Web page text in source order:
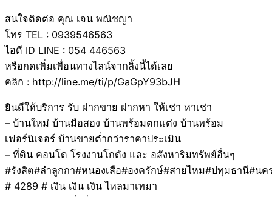
สนใจติดต่อ คุณ เจน พณิชญา
โทร TEL : 0939546563
ไอดี ID LINE : 054 446563
หรือกดเพิ่มเพื่อนทางไลน์จากลิ้งนี้ได้เลย
คลิก : http://line.me/ti/p/GaGpY93bJH
ยินดีให้บริการ รับ ฝากขาย ฝากหา ให้เช่า หาเช่า
– บ้านใหม่ บ้านมือสอง บ้านพร้อมตกแต่ง บ้านพร้อม
เฟอร์นิเจอร์ บ้านขายต่ำกว่าราคาประเมิน
– ที่ดิน คอนโด โรงงานโกดัง และ อสังหาริมทรัพย์อื่นๆ
#รังสิต#ลำลูกกา#หนองเสือ#องครักษ์#สายไหม#ปทุมธานี#น
# 4289 # เงิน เงิน เงิน ไหลมาเทมา